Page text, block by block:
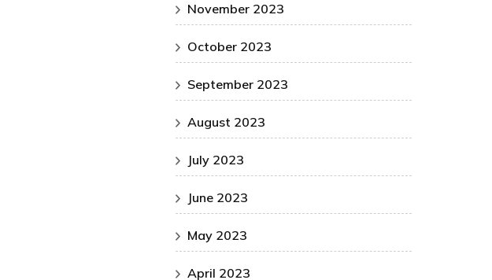
November 2023
October 2023
September 2023
August 2023
July 2023
June 2023
May 2023
April 2023